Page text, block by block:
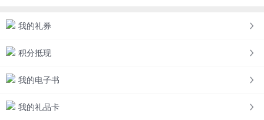
我的礼券
积分抵现
我的电子书
我的礼品卡